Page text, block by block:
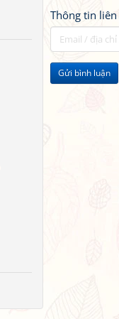
Thông tin liên
Gửi bình luận